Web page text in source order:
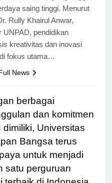
lulusan yang unggul
saing tinggi. Menurut
Rully Khairul Anwar,
UNPAD, pendidikan
kreativitas dan inovasi
berbagai
dan komitmen
Universitas
Bangsa terus
untuk menjadi
satu perguruan